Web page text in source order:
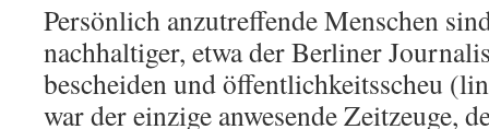
Persönlich anzutreffende Menschen
nachhaltiger, etwa der Berliner
bescheiden und öffentlichkeitsscheu
war der einzige anwesende Zeitzeuge,